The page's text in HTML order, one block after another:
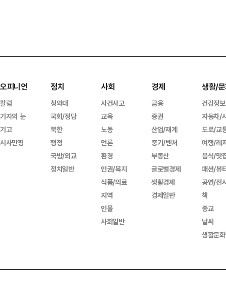
오피니언
칼럼
기자의 눈
기고
시사만평
정치
청와대
국회/정당
북한
행정
국방/외교
정치일반
사회
사건사고
교육
노동
언론
환경
인권/복지
식품/의료
지역
인물
사회일반
경제
금융
증권
산업/재계
중기/벤처
부동산
글로벌경제
생활경제
경제일반
생활/
건강정보
자동차/
도로/교
여행/레
음식/맛
패션/뷰
공연/전
책
종교
날씨
생활문